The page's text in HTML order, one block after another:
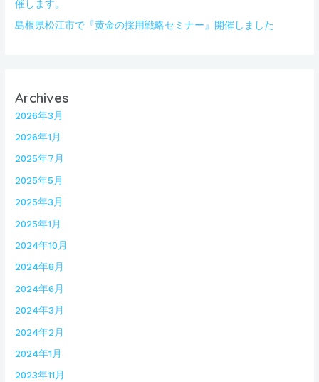
催します。
島根県松江市で『黄金の採用戦略セミナー』開催しました
Archives
2026年3月
2026年1月
2025年7月
2025年5月
2025年3月
2025年1月
2024年10月
2024年8月
2024年6月
2024年3月
2024年2月
2024年1月
2023年11月